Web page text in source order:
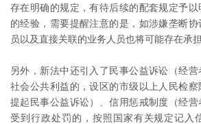
存在明确的规定，有待后续的配套规定予
的经验，需要提醒注意的是，如涉嫌垄断
员以及直接关联的业务人员也将可能存在承
另外，新法中还引入了民事公益诉讼（经
社会公共利益的，设区的市级以上人民检
提起民事公益诉讼）、信用惩戒制度（经
受到行政处罚的，按照国家有关规定记入